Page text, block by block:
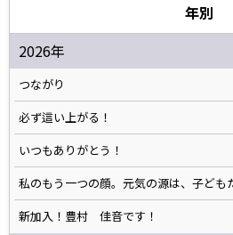
年別
2026年
つながり
必ず這い上がる！
いつもありがとう！
私のもう一つの顔。元気の源は、子ども
新加入！豊村 佳音です！